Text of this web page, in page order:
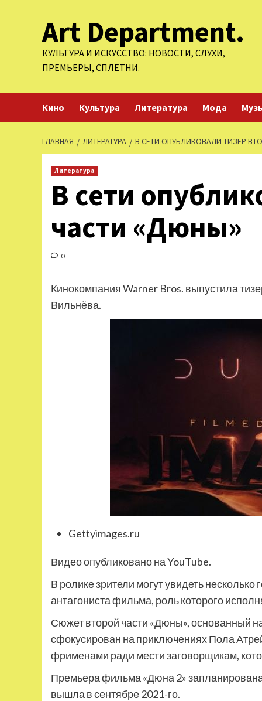
содержимомуArt Department.
КУЛЬТУРА И ИСКУССТВО: НОВОСТИ, СЛУХИ,
ПРЕМЬЕРЫ, СПЛЕТНИ.
Кино Культура Литература Мода
ГЛАВНАЯ ЛИТЕРАТУРА В СЕТИ ОПУБЛИКОВАЛИ ТИЗЕР
Литература
В сети
части «Дюны»
0
Кинокомпания Warner Bros. выпустила
Вильнёва.
Gettyimages.ru
Видео опубликовано на YouTube.
В ролике зрители могут увидеть
антагониста фильма, роль которого
Сюжет второй части «Дюны», основанный
сфокусирован на приключениях Пола
фрименами ради мести заговорщикам,
Премьера фильма «Дюна 2»
вышла в сентябре 2021-го.